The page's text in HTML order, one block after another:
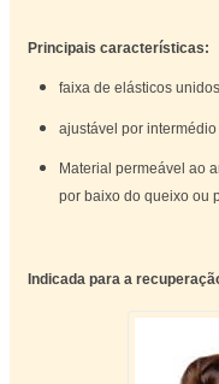
Principais características:
faixa de elásticos
ajustável por
Material permeável ao
por baixo do queixo ou
Indicada para a